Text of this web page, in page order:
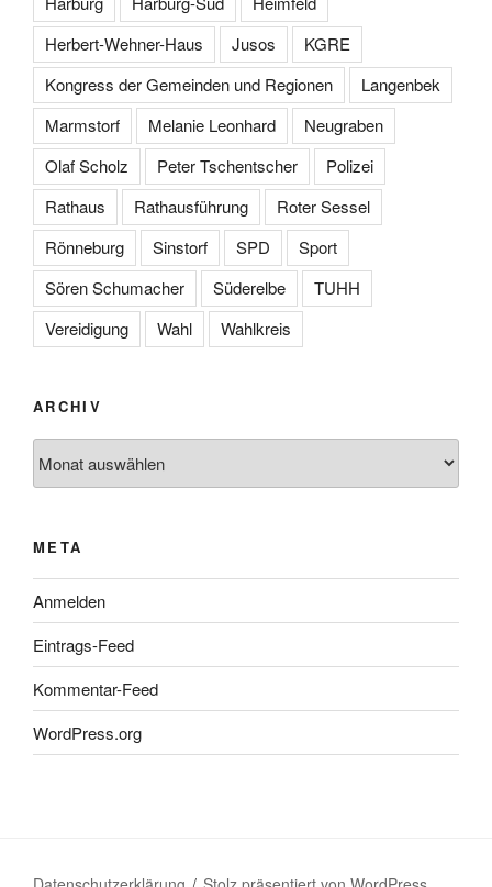
Herbert-Wehner-Haus
Jusos
KGRE
Kongress der Gemeinden und Regionen
Langenbek
Marmstorf
Melanie Leonhard
Neugraben
Olaf Scholz
Peter Tschentscher
Polizei
Rathaus
Rathausführung
Roter Sessel
Rönneburg
Sinstorf SPD
Sport
Sören Schumacher
Süderelbe
TUHH
Vereidigung
Wahl Wahlkreis
ARCHIV
META
Anmelden
Eintrags-Feed
Kommentar-Feed
WordPress.org